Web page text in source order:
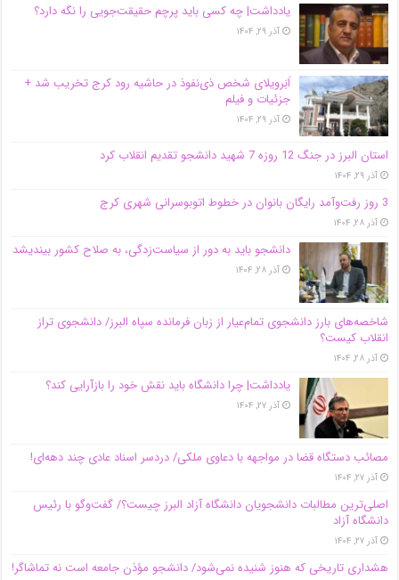
یادداشت| ‌چه کسی باید پرچم حقیقت‌جویی را نگه دارد؟
آذر ۲۹, ۱۴۰۴
اَبَر‌ویلای شخص ذی‌نفوذ در حاشیه‌ رود کرج تخریب شد +
جزئیات و فیلم
آذر ۲۹, ۱۴۰۴
استان البرز در جنگ 12 روزه 7 شهید دانشجو تقدیم انقلاب کرد
آذر ۲۹, ۱۴۰۴
3 روز رفت‌وآمد رایگان بانوان در خطوط اتوبوسرانی شهری کرج
آذر ۲۸, ۱۴۰۴
دانشجو باید به دور از سیاست‌زدگی، به صلاح کشور بیندیشد
آذر ۲۸, ۱۴۰۴
شاخصه‌های بارز دانشجوی تمام‌عیار از زبان فرمانده سپاه البرز/ دانشجوی تراز
انقلاب کیست؟
آذر ۲۸, ۱۴۰۴
یادداشت| چرا دانشگاه باید نقش خود را بازآرایی کند؟
آذر ۲۷, ۱۴۰۴
مصائب دستگاه قضا در مواجهه با دعاوی ملکی/ دردسر اسناد عادی چند‌ دهه‌ای!
آذر ۲۷, ۱۴۰۴
اصلی‌ترین مطالبات دانشجویان دانشگاه آزاد البرز چیست؟/ گفت‌وگو با رئیس
دانشگاه آز‌اد
آذر ۲۷, ۱۴۰۴
هشداری تاریخی که هنوز شنیده نمی‌شود/ دانشجو مؤذن جامعه است نه تماشاگر!